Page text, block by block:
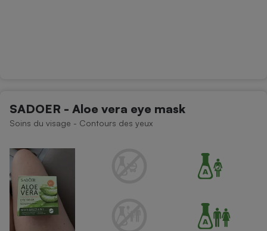
SADOER - Aloe vera eye mask
Soins du visage - Contours des yeux